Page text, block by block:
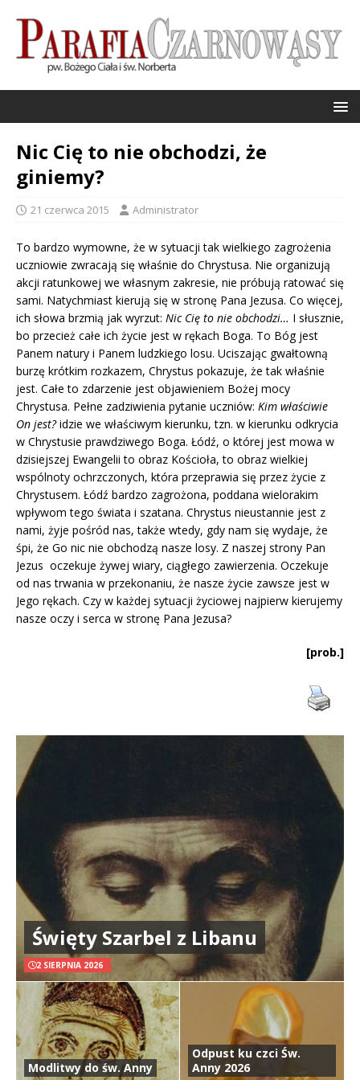
Nic Cię to nie obchodzi, że
giniemy?
21 czerwca 2015 Administrator
To bardzo wymowne, że w sytuacji tak wielkiego zagrożenia
uczniowie zwracają się właśnie do Chrystusa. Nie organizują
akcji ratunkowej we własnym zakresie, nie próbują ratować się
sami. Natychmiast kierują się w stronę Pana Jezusa. Co więcej,
ich słowa brzmią jak wyrzut: Nic Cię to nie obchodzi… I słusznie,
bo przecież całe ich życie jest w rękach Boga. To Bóg jest
Panem natury i Panem ludzkiego losu. Uciszając gwałtowną
burzę krótkim rozkazem, Chrystus pokazuje, że tak właśnie
jest. Całe to zdarzenie jest objawieniem Bożej mocy
Chrystusa. Pełne zadziwienia pytanie uczniów: Kim właściwie
On jest?idzie we właściwym kierunku, tzn. w kierunku odkrycia
w Chrystusie prawdziwego Boga. Łódź, o której jest mowa w
dzisiejszej Ewangelii to obraz Kościoła, to obraz wielkiej
wspólnoty ochrzczonych, która przeprawia się przez życie z
Chrystusem. Łódź bardzo zagrożona, poddana wielorakim
wpływom tego świata i szatana. Chrystus nieustannie jest z
nami, żyje pośród nas, także wtedy, gdy nam się wydaje, że
śpi, że Go nic nie obchodzą nasze losy. Z naszej strony Pan
Jezus oczekuje żywej wiary, ciągłego zawierzenia. Oczekuje
od nas trwania w przekonaniu, że nasze życie zawsze jest w
Jego rękach. Czy w każdej sytuacji życiowej najpierw kierujemy
nasze oczy i serca w stronę Pana Jezusa?
[prob.]
Święty Szarbel z Libanu
2 SIERPNIA 2026
Modlitwy do św. Anny
Odpust ku czci Św.
Anny 2026